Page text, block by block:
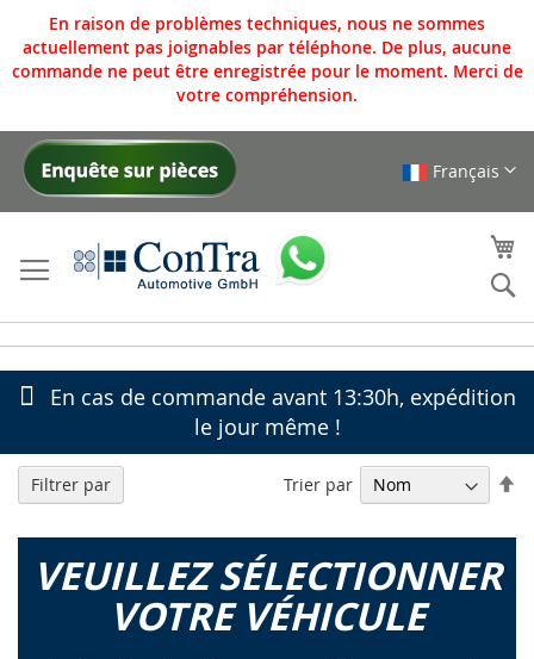
En raison de problèmes techniques, nous ne sommes
actuellement pas joignables par téléphone. De plus, aucune
commande ne peut être enregistrée pour le moment. Merci de
votre compréhension.
Allez
Français
En cas de commande avant 13:30h, expédition
le jour même !
VEUILLEZ SÉLECTIONNER
VOTRE VÉHICULE
Trier par
Filtrer par